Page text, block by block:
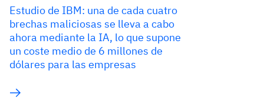
Estudio de IBM: una de cada cuatro
brechas maliciosas se lleva a cabo
ahora mediante la IA, lo que supone
un coste medio de 6 millones de
dólares para las empresas